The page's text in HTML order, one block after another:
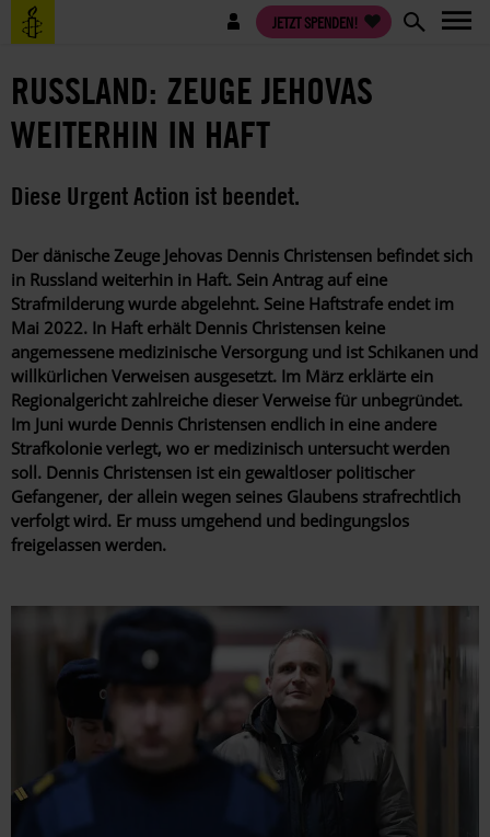
Direkt
zum
Benutzermenü JETZT SPENDEN!
RUSSLAND: ZEUGE JEHOVAS
WEITERHIN IN HAFT
Diese Urgent Action ist beendet.
Der dänische Zeuge Jehovas Dennis Christensen befindet sich
in Russland weiterhin in Haft. Sein Antrag auf eine
Strafmilderung wurde abgelehnt. Seine Haftstrafe endet im
Mai 2022. In Haft erhält Dennis Christensen keine
angemessene medizinische Versorgung und ist Schikanen und
willkürlichen Verweisen ausgesetzt. Im März erklärte ein
Regionalgericht zahlreiche dieser Verweise für unbegründet.
Im Juni wurde Dennis Christensen endlich in eine andere
Strafkolonie verlegt, wo er medizinisch untersucht werden
soll. Dennis Christensen ist ein gewaltloser politischer
Gefangener, der allein wegen seines Glaubens strafrechtlich
verfolgt wird. Er muss umgehend und bedingungslos
freigelassen werden.